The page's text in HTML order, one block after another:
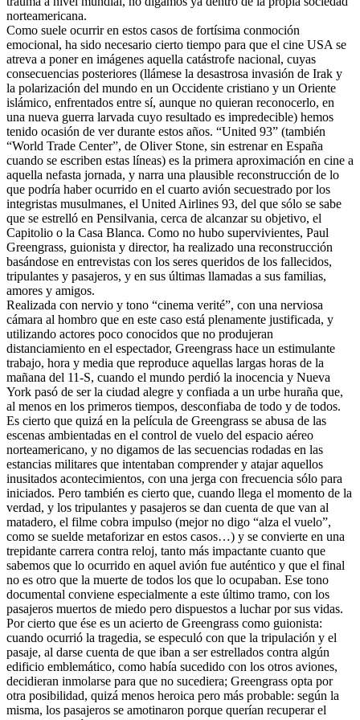
norteamericana.
Como suele ocurrir en estos casos de fortísima conmoción
emocional, ha sido necesario cierto tiempo para que el cine USA se
atreva a poner en imágenes aquella catástrofe nacional, cuyas
consecuencias posteriores (llámese la desastrosa invasión de Irak y
la polarización del mundo en un Occidente cristiano y un Oriente
islámico, enfrentados entre sí, aunque no quieran reconocerlo, en
una nueva guerra larvada cuyo resultado es impredecible) hemos
tenido ocasión de ver durante estos años. “United 93” (también
“World Trade Center”, de Oliver Stone, sin estrenar en España
cuando se escriben estas líneas) es la primera aproximación en cine a
aquella nefasta jornada, y narra una plausible reconstrucción de lo
que podría haber ocurrido en el cuarto avión secuestrado por los
integristas musulmanes, el United Airlines 93, del que sólo se sabe
que se estrelló en Pensilvania, cerca de alcanzar su objetivo, el
Capitolio o la Casa Blanca. Como no hubo supervivientes, Paul
Greengrass, guionista y director, ha realizado una reconstrucción
basándose en entrevistas con los seres queridos de los fallecidos,
tripulantes y pasajeros, y en sus últimas llamadas a sus familias,
amores y amigos.
Realizada con nervio y tono “cinema verité”, con una nerviosa
cámara al hombro que en este caso está plenamente justificada, y
utilizando actores poco conocidos que no produjeran
distanciamiento en el espectador, Greengrass hace un estimulante
trabajo, hora y media que reproduce aquellas largas horas de la
mañana del 11-S, cuando el mundo perdió la inocencia y Nueva
York pasó de ser la ciudad alegre y confiada a un urbe huraña que,
al menos en los primeros tiempos, desconfiaba de todo y de todos.
Es cierto que quizá en la película de Greengrass se abusa de las
escenas ambientadas en el control de vuelo del espacio aéreo
norteamericano, y no digamos de las secuencias rodadas en las
estancias militares que intentaban comprender y atajar aquellos
inusitados acontecimientos, con una jerga con frecuencia sólo para
iniciados. Pero también es cierto que, cuando llega el momento de la
verdad, y los tripulantes y pasajeros se dan cuenta de que van al
matadero, el filme cobra impulso (mejor no digo “alza el vuelo”,
como se suelde metaforizar en estos casos…) y se convierte en una
trepidante carrera contra reloj, tanto más impactante cuanto que
sabemos que lo ocurrido en aquel avión fue auténtico y que el final
no es otro que la muerte de todos los que lo ocupaban. Ese tono
documental conviene especialmente a este último tramo, con los
pasajeros muertos de miedo pero dispuestos a luchar por sus vidas.
Por cierto que ése es un acierto de Greengrass como guionista:
cuando ocurrió la tragedia, se especuló con que la tripulación y el
pasaje, al darse cuenta de que iban a ser estrellados contra algún
edificio emblemático, como había sucedido con los otros aviones,
decidieran inmolarse para que no sucediera; Greengrass opta por
otra posibilidad, quizá menos heroica pero más probable: según la
misma, los pasajeros se amotinaron porque querían recuperar el